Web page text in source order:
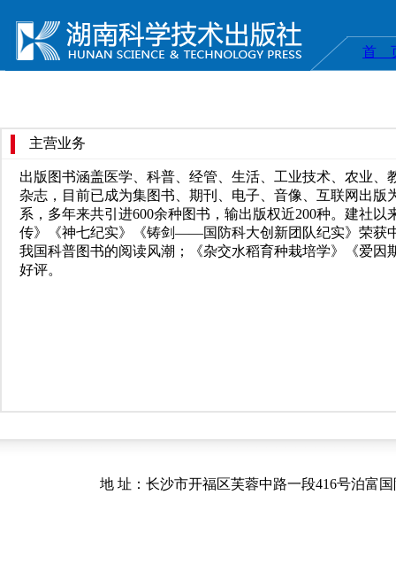
首
主营业务
出版图书涵盖医学、科普、经管、生活、工业技术、农业
杂志，目前已成为集图书、期刊、电子、音像、互联网出
系，多年来共引进600余种图书，输出版权近200种。建社
传》《神七纪实》《铸剑——国防科大创新团队纪实》荣获
我国科普图书的阅读风潮；《杂交水稻育种栽培学》《爱
好评。
地 址：长沙市开福区芙蓉中路一段416号泊富